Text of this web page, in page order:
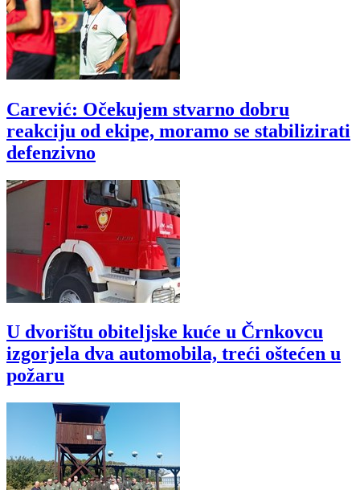
Carević: Očekujem stvarno dobru
reakciju od ekipe, moramo se stabilizirati
defenzivno
U dvorištu obiteljske kuće u Črnkovcu
izgorjela dva automobila, treći oštećen u
požaru